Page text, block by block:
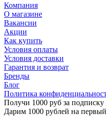
Компания
О магазине
Вакансии
Акции
Как купить
Условия оплаты
Условия доставки
Гарантия и возврат
Бренды
Блог
Политика
Получи 1000 руб за подписку
Дарим 1000 рублей на первый